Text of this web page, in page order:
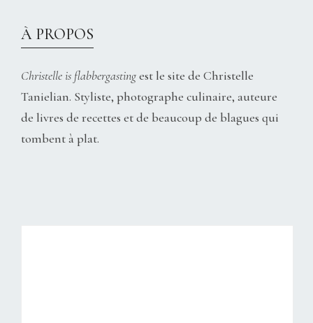
À PROPOS
Christelle is flabbergastingest le site de Christelle
Tanielian. Styliste, photographe culinaire, auteure
de livres de recettes et de beaucoup de blagues qui
tombent à plat.